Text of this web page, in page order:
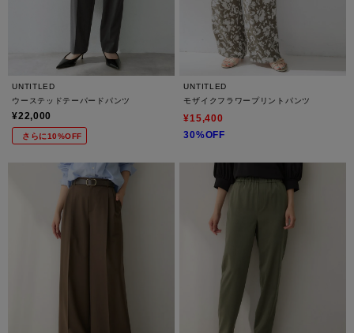
UNTITLED
ウーステッドテーパードパンツ
¥22,000
さらに10%OFF
UNTITLED
モザイクフラワープリントパンツ
¥15,400
30%OFF